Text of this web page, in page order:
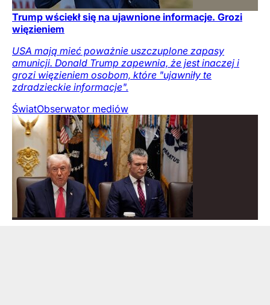
Trump wściekł się na ujawnione informacje. Grozi
więzieniem
USA mają mieć poważnie uszczuplone zapasy
amunicji. Donald Trump zapewnia, że jest inaczej i
grozi więzieniem osobom, które "ujawniły te
zdradzieckie informacje".
ŚwiatObserwator mediów